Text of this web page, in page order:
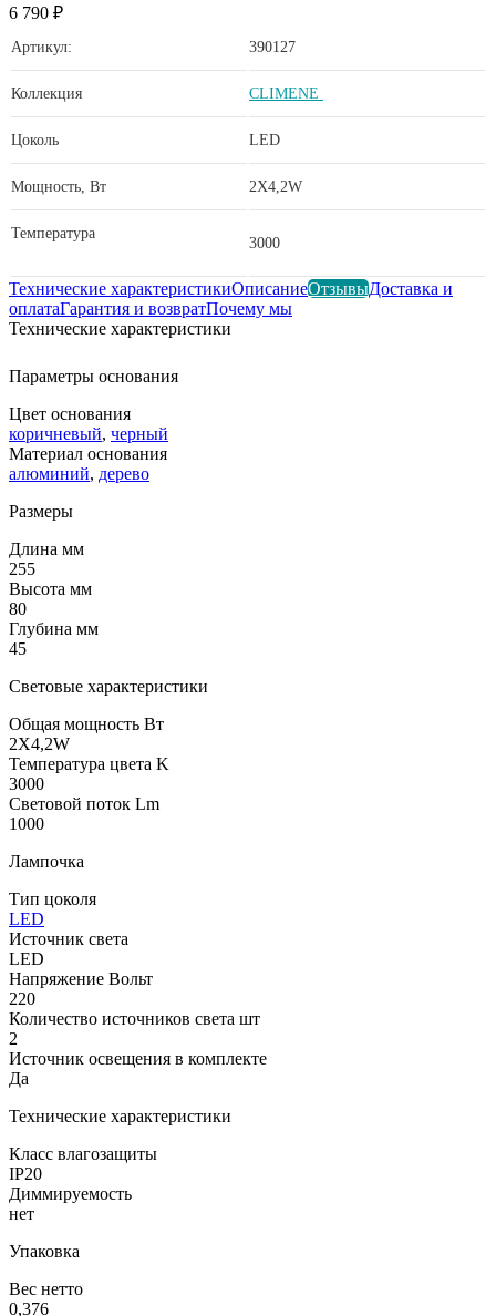
6 790 ₽
Артикул: 390127
Коллекция CLIMENE
Цоколь LED
Мощность, Вт 2X4,2W
Температура
3000
Технические характеристикиОписаниеОтзывыДоставка и
оплатаГарантия и возвратПочему мы
Технические характеристики
Параметры основания
Цвет основания
коричневый, черный
Материал основания
алюминий, дерево
Размеры
Длина мм
255
Высота мм
80
Глубина мм
45
Световые характеристики
Общая мощность Вт
2X4,2W
Температура цвета K
3000
Световой поток Lm
1000
Лампочка
Тип цоколя
LED
Источник света
LED
Напряжение Вольт
220
Количество источников света шт
2
Источник освещения в комплекте
Да
Технические характеристики
Класс влагозащиты
IP20
Диммируемость
нет
Упаковка
Вес нетто
0,376